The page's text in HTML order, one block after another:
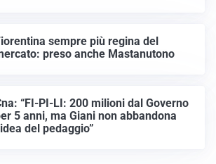
sempre più regina del
preso anche Mastanutono
“FI-PI-LI: 200 milioni dal Governo
5 anni, ma Giani non abbandona
del pedaggio”